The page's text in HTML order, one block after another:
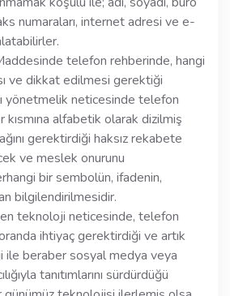
numaraları, internet adresi ve e-
telefon rehberinde, hangi
ve dikkat edilmesi gerektiği
yönetmelik neticesinde telefon
alfabetik olarak dizilmiş
gerektirdiği haksız rekabete
ve meslek onurunu
bir sembolün, ifadenin,
bilgilendirilmesidir.
teknoloji neticesinde, telefon
ihtiyaç gerektirdiği ve artık
ile beraber sosyal medya veya
tanıtımlarını sürdürdüğü